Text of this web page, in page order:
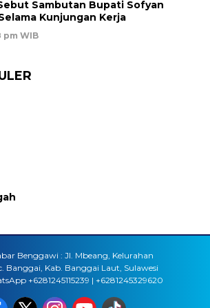
Sambutan Bupati Sofyan
Kunjungan Kerja
pm WIB
Benggawi : Jl. Mbeang, Kelurahan
Banggai, Kab. Banggai Laut, Sulawesi
+6281245115239 | +6281245329620